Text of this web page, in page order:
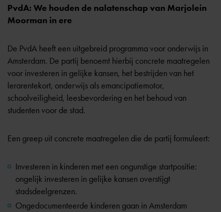
PvdA: We houden de nalatenschap van Marjolein
Moorman in ere
De PvdA heeft een uitgebreid programma voor onderwijs in
Amsterdam. De partij benoemt hierbij concrete maatregelen
voor investeren in gelijke kansen, het bestrijden van het
lerarentekort, onderwijs als emancipatiemotor,
schoolveiligheid, leesbevordering en het behoud van
studenten voor de stad.
Een greep uit concrete maatregelen die de partij formuleert:
Investeren in kinderen met een ongunstige startpositie:
ongelijk investeren in gelijke kansen overstijgt
stadsdeelgrenzen.
Ongedocumenteerde kinderen gaan in Amsterdam